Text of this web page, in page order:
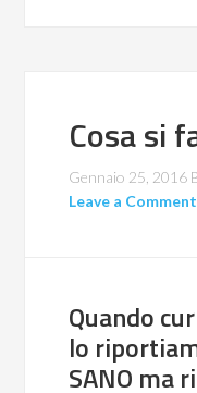
Cosa si
Gennaio 25, 2016
Leave a Comment
Quando
lo
SANO ma